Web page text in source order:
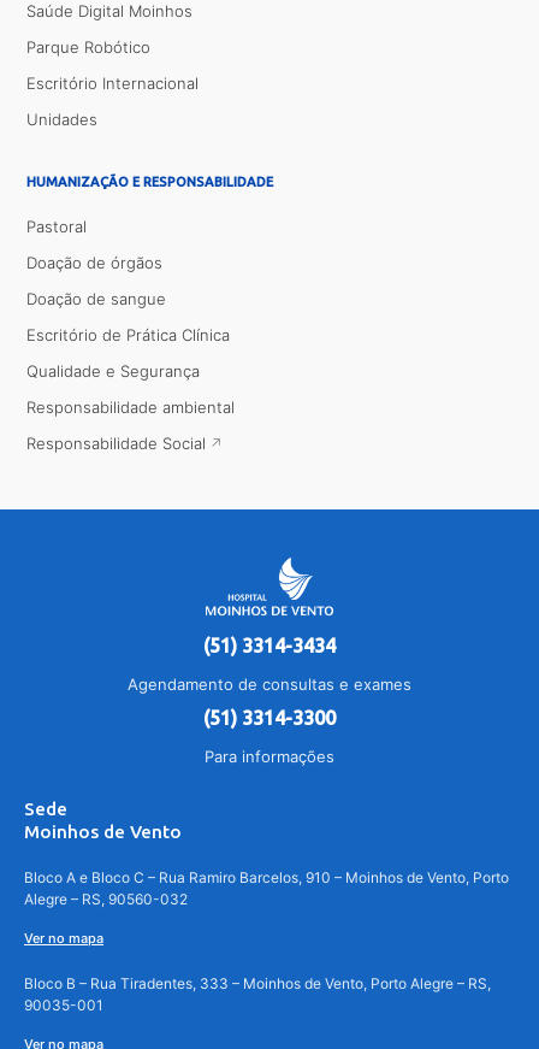
Saúde Digital Moinhos
Parque Robótico
Escritório Internacional
Unidades
HUMANIZAÇÃO E RESPONSABILIDADE
Pastoral
Doação de órgãos
Doação de sangue
Escritório de Prática Clínica
Qualidade e Segurança
Responsabilidade ambiental
Responsabilidade Social
(51) 3314-3434
Agendamento de consultas e exames
(51) 3314-3300
Para informações
Sede
Moinhos de Vento
Bloco A e Bloco C – Rua Ramiro Barcelos, 910 – Moinhos de Vento, Porto
Alegre – RS, 90560-032
Ver no mapa
Bloco B – Rua Tiradentes, 333 – Moinhos de Vento, Porto Alegre – RS,
90035-001
Ver no mapa